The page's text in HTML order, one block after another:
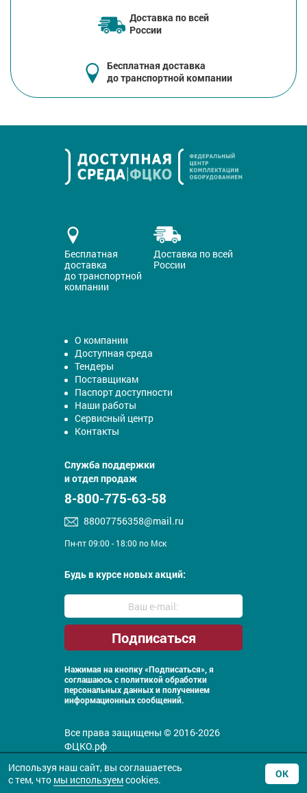
Доставка по всей
России
Бесплатная доставка
до транспортной компании
Бесплатная
доставка
до транспортной
компании
Доставка по всей
России
О компании
Доступная среда
Тендеры
Поставщикам
Паспорт доступности
Наши работы
Сервисный центр
Контакты
Служба поддержки
и отдел продаж
8-800-775-63-58
88007756358@mail.ru
Пн-пт 09:00 - 18:00 по Мск
Будь в курсе новых акций:
Нажимая на кнопку «Подписаться», я
соглашаюсь с политикой обработки
персональных данных и получением
информационных сообщений.
Все права защищены © 2016-2026
ФЦКО.рф
Используя наш сайт, вы соглашаетесь
с тем, что мы используемcookies. ОК